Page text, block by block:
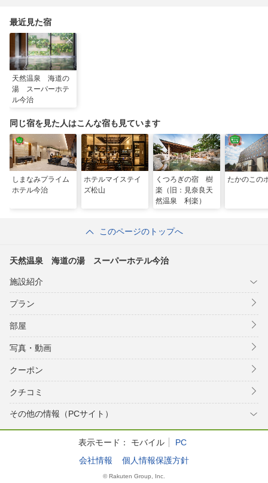
すとキャンセル扱いとなり、キャンセル料が100％発生いたしますのでご
注意ください。また、フロントも24時で営業終了致します。
最近見た宿
天然温泉 海道の
湯 スーパーホテ
ル今治
同じ宿を見た人はこんな宿も見ています
しまなみプライム
ホテル今治
ホテルマイステイ
ズ松山
くつろぎの宿 樹
楽（旧：見奈良天
然温泉 利楽）
たかのこの
このページのトップへ
天然温泉 海道の湯 スーパーホテル今治
施設紹介
プラン
部屋
写真・動画
クーポン
クチコミ
その他の情報（PCサイト）
表示モード： モバイル
PC
会社情報
個人情報保護方針
© Rakuten Group, Inc.